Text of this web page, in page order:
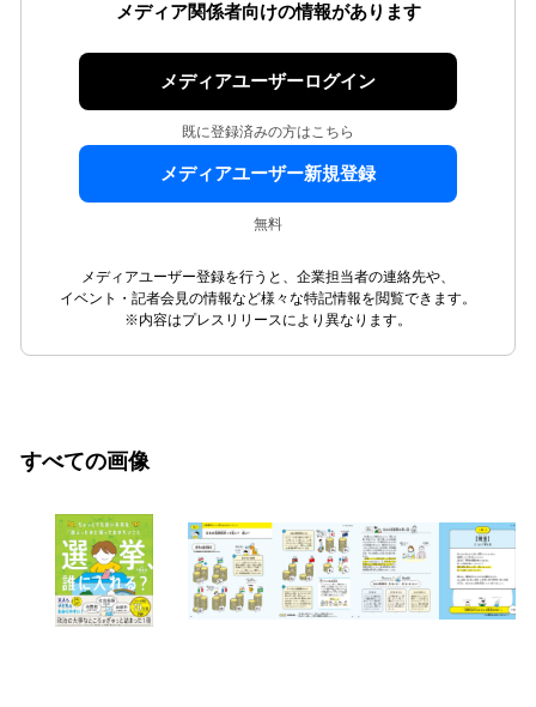
メディア関係者向けの情報があります
メディアユーザーログイン
既に登録済みの方はこちら
メディアユーザー新規登録
無料
メディアユーザー登録を行うと、企業担当者の連絡先や、
イベント・記者会見の情報など様々な特記情報を閲覧できます。
※内容はプレスリリースにより異なります。
すべての画像